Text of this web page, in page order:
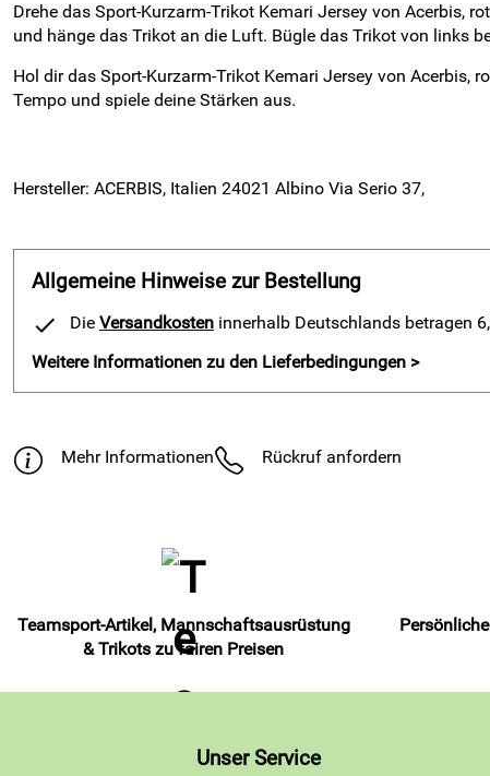
Drehe das Sport-Kurzarm-Trikot Kemari Jersey von Acerbis,
und hänge das Trikot an die Luft. Bügle das Trikot von links
Hol dir das Sport-Kurzarm-Trikot Kemari Jersey von Acerbis,
Tempo und spiele deine Stärken aus.
Hersteller: ACERBIS, Italien 24021 Albino Via Serio 37,
Allgemeine Hinweise zur Bestellung
Die Versandkosten innerhalb Deutschlands betragen
Weitere Informationen zu den Lieferbedingungen >
Mehr Informationen Rückruf anfordern
Teamsport-Artikel, Mannschaftsausrüstung
& Trikots zu fairen Preisen
Unser Service